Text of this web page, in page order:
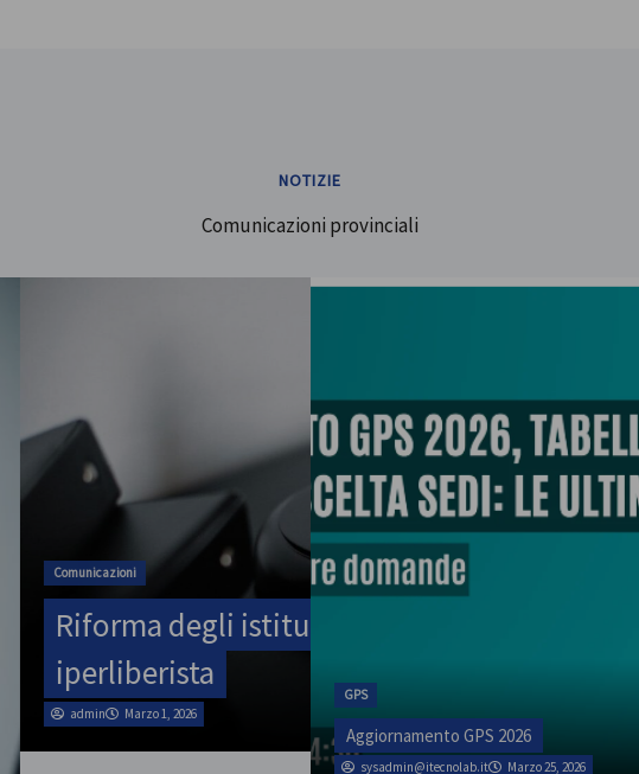
NOTIZIE
Comunicazioni provinciali
la scuola
SINATAS Venezia,
admin
GPS
Aggiornamento GPS 2026
sysadmin@itecnolab.it Marzo 25, 2026